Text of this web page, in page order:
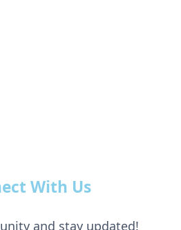
With Us
and stay updated!